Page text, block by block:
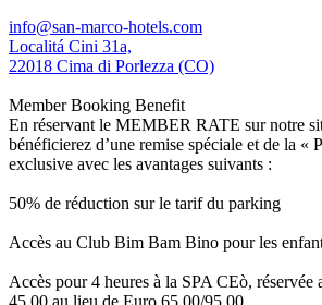
info@san-marco-hotels.com
Localitá Cini 31a,
22018 Cima di Porlezza (CO)
Member Booking Benefit
En réservant le MEMBER RATE sur notre
bénéficierez d’une remise spéciale et de la «
exclusive avec les avantages suivants :
50% de réduction sur le tarif du parking
Accès au Club Bim Bam Bino pour les
Accès pour 4 heures à la SPA CEò, réservée
45,00 au lieu de Euro 65,00/95,00